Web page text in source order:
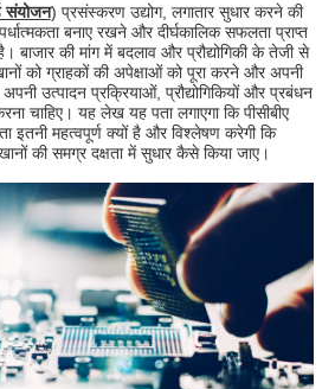
संयोजन) प्रसंस्करण उद्योग, लगातार सुधार करने की
बनाए रखने और दीर्घकालिक सफलता प्राप्त
बाजार की मांग में बदलाव और प्रौद्योगिकी के तेजी से
को ग्राहकों की अपेक्षाओं को पूरा करने और अपनी
उत्पादन प्रक्रियाओं, प्रौद्योगिकियों और प्रबंधन
चाहिए। यह लेख यह पता लगाएगा कि पीसीबीए
इतनी महत्वपूर्ण क्यों है और विश्लेषण करेगी कि
की समग्र दक्षता में सुधार कैसे किया जाए।